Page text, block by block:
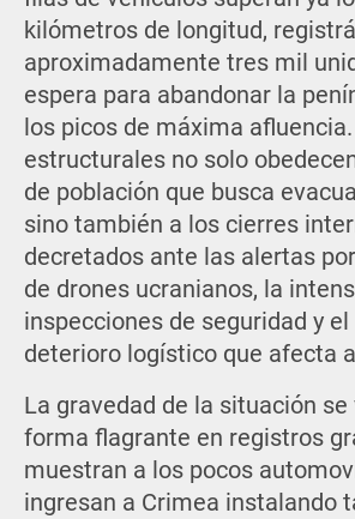
kilómetros de longitud,
aproximadamente tres mil
espera para abandonar la
los picos de máxima
estructurales no solo
de población que busca
sino también a los cierres
decretados ante las alertas
de drones ucranianos, la
inspecciones de seguridad y
deterioro logístico que afecta
La gravedad de la situación
forma flagrante en registros
muestran a los pocos
ingresan a Crimea instalando